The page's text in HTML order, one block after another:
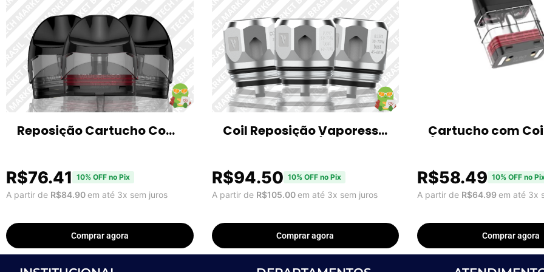
Reposição Cartucho Com
Coil Vaporesso Zero S 1.0Ω
R$76.41 10% OFF no Pix
A partir de R$84.90em até 3x sem juros
Comprar agora
Coil Reposição Vaporesso
GT Cores Coils (3
R$94.50 10% OFF no Pix
A partir de R$105.00 em até 3x sem juros
Comprar agora
Cartucho com
(Xros Mini, Xros 2,
R$58.49 10% OFF no
A partir de R$64.99em até 3x
Comprar agora